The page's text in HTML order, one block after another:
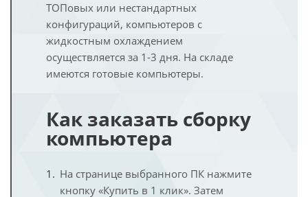
ТОПовых или нестандартных
конфигураций, компьютеров с
жидкостным охлаждением
осуществляется за 1-3 дня. На складе
имеются готовые компьютеры.
Как заказать сборку
компьютера
На странице выбранного ПК нажмите
кнопку «Купить в 1 клик». Затем